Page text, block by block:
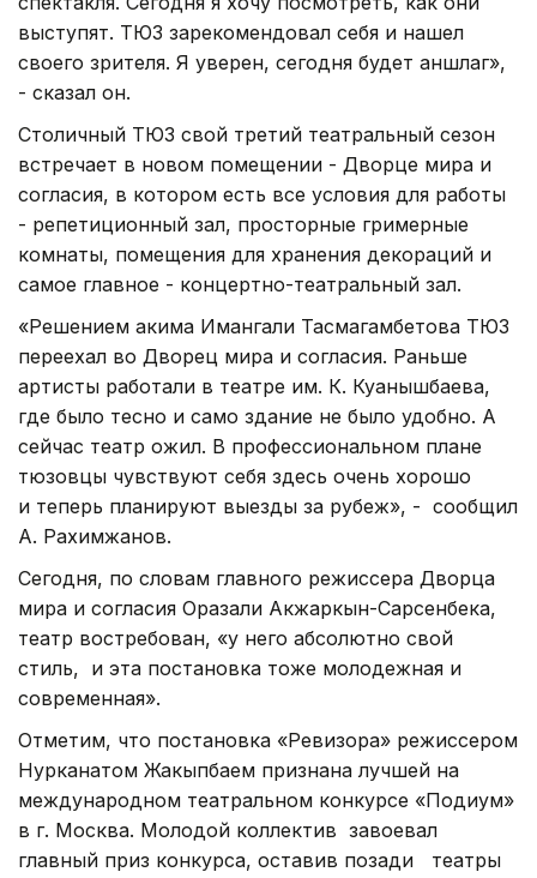
выступят. ТЮЗ зарекомендовал себя и нашел
своего зрителя. Я уверен, сегодня будет аншлаг»,
- сказал он.
Столичный ТЮЗ свой третий театральный сезон
встречает в новом помещении - Дворце мира и
согласия, в котором есть все условия для работы
- репетиционный зал, просторные гримерные
комнаты, помещения для хранения декораций и
самое главное - концертно-театральный зал.
«Решением акима Имангали Тасмагамбетова ТЮЗ
переехал во Дворец мира и согласия. Раньше
артисты работали в театре им. К. Куанышбаева,
где было тесно и само здание не было удобно. А
сейчас театр ожил. В профессиональном плане
тюзовцы чувствуют себя здесь очень хорошо
и теперь планируют выезды за рубеж», - сообщил
А. Рахимжанов.
Сегодня, по словам главного режиссера Дворца
мира и согласия Оразали Акжаркын-Сарсенбека,
театр востребован, «у него абсолютно свой
стиль, и эта постановка тоже молодежная и
современная».
Отметим, что постановка «Ревизора» режиссером
Нурканатом Жакыпбаем признана лучшей на
международном театральном конкурсе «Подиум»
в г. Москва. Молодой коллектив завоевал
главный приз конкурса, оставив позади театры